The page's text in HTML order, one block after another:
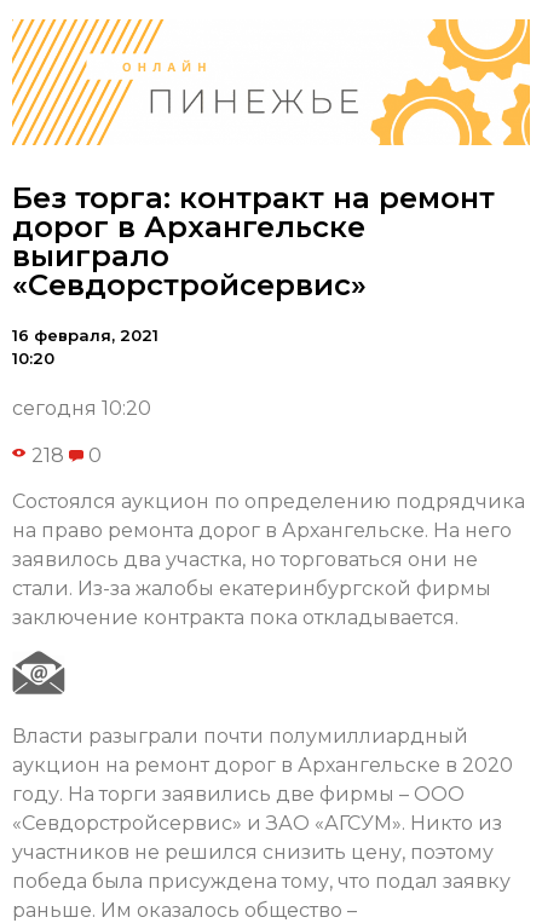
Без торга: контракт на ремонт
дорог в Архангельске
выиграло
«Севдорстройсервис»
16 февраля, 2021
10:20
сегодня 10:20
218 0
Состоялся аукцион по определению подрядчика
на право ремонта дорог в Архангельске. На него
заявилось два участка, но торговаться они не
стали. Из-за жалобы екатеринбургской фирмы
заключение контракта пока откладывается.
Власти разыграли почти полумиллиардный
аукцион на ремонт дорог в Архангельске в 2020
году. На торги заявились две фирмы – ООО
«Севдорстройсервис» и ЗАО «АГСУМ». Никто из
участников не решился снизить цену, поэтому
победа была присуждена тому, что подал заявку
раньше. Им оказалось общество –